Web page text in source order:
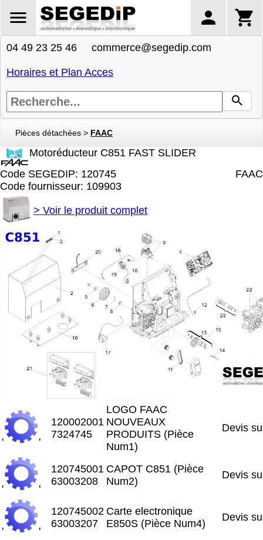
04 49 23 25 46 commerce@segedip.com
Horaires et Plan Acces
Pièces détachées > FAAC
Motoréducteur C851 FAST SLIDER
FAAC
Code SEGEDIP: 120745
Code fournisseur: 109903
> Voir le produit complet
' '
120002001
7324745
LOGO FAAC
NOUVEAUX
PRODUITS (Pièce
Num1)
Devis
' '
120745001
63003208
CAPOT C851 (Pièce
Num2)
Devis
' '
120745002
63003207
Carte electronique
E850S (Pièce Num4)
Devis